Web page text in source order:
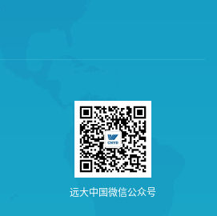
远大中 国微信公众号